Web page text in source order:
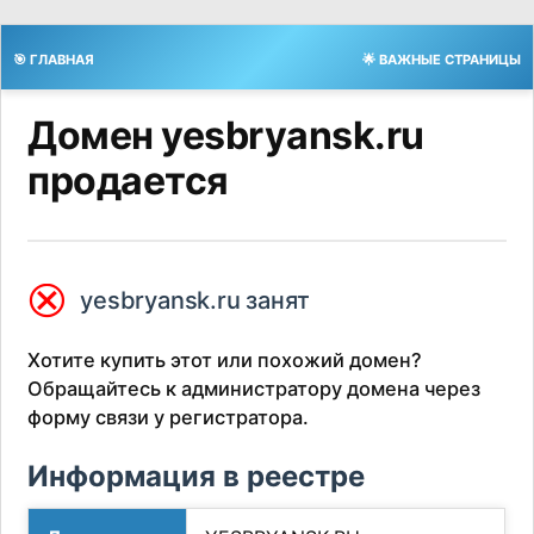
🎯 ГЛАВНАЯ 🌟 ВАЖНЫЕ СТРАНИЦЫ
Домен yesbryansk.ru
продается
⮿ yesbryansk.ru занят
Хотите купить этот или похожий домен?
Обращайтесь к администратору домена через
форму связи у регистратора.
Информация в реестре